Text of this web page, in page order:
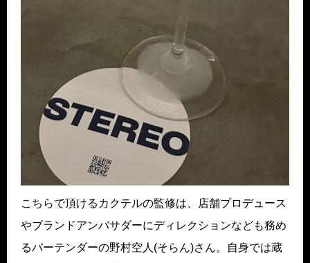
こちらで頂けるカクテルの監修は、店舗プロデュース
やブランドアンバサダーにディレクションなども務め
るバーテンダーの野村空人(そらん)さん。自身では蔵